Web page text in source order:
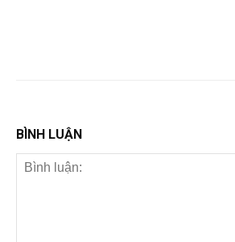
BÌNH LUẬN